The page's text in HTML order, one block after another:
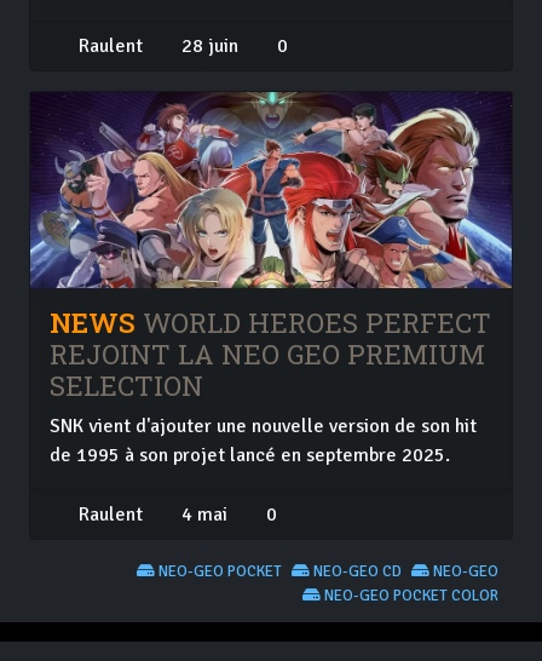
Raulent 28 juin 0
NEWS WORLD HEROES PERFECT
REJOINT LA NEO GEO PREMIUM
SELECTION
SNK vient d'ajouter une nouvelle version de son hit
de 1995 à son projet lancé en septembre 2025.
Raulent 4 mai 0
NEO-GEO
NEO-GEO CD
NEO-GEO POCKET
NEO-GEO POCKET COLOR